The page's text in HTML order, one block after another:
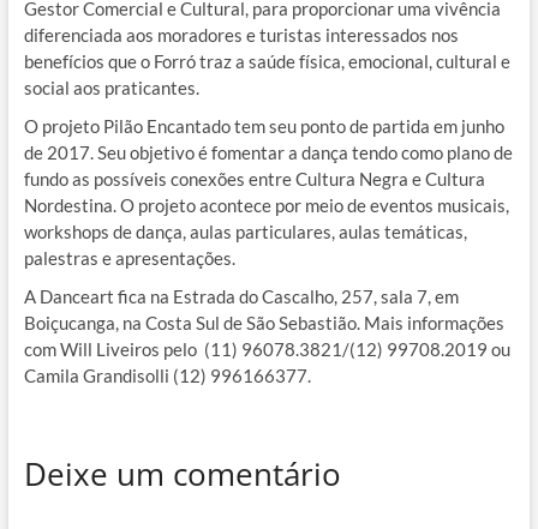
Gestor Comercial e Cultural, para proporcionar uma vivência
diferenciada aos moradores e turistas interessados nos
benefícios que o Forró traz a saúde física, emocional, cultural e
social aos praticantes.
O projeto Pilão Encantado tem seu ponto de partida em junho
de 2017. Seu objetivo é fomentar a dança tendo como plano de
fundo as possíveis conexões entre Cultura Negra e Cultura
Nordestina. O projeto acontece por meio de eventos musicais,
workshops de dança, aulas particulares, aulas temáticas,
palestras e apresentações.
A Danceart fica na Estrada do Cascalho, 257, sala 7, em
Boiçucanga, na Costa Sul de São Sebastião. Mais informações
com Will Liveiros pelo (11) 96078.3821/(12) 99708.2019 ou
Camila Grandisolli (12) 996166377.
Deixe um comentário